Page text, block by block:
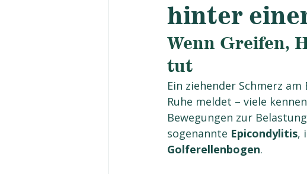
hinter
Wenn Greifen,
tut
Ein ziehender Schmerz
Ruhe meldet – viele
Bewegungen zur
sogenannte Epicondylitis,
Golferellenbogen.